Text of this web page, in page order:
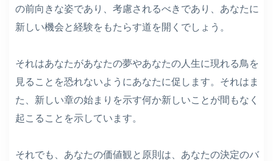
の前向きな姿であり、考慮されるべきであり、あなたに
新しい機会と経験をもたらす道を開くでしょう。
それはあなたがあなたの夢やあなたの人生に現れる鳥を
見ることを恐れないようにあなたに促します。それはま
た、新しい章の始まりを示す何か新しいことが間もなく
起こることを示しています。
それでも、あなたの価値観と原則は、あなたの決定のバ